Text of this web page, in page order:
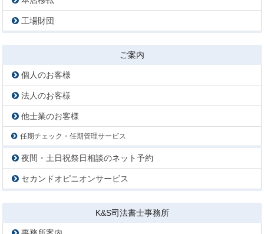
工場財団
ご案内
個人のお客様
法人のお客様
他士業のお客様
任期チェック・任期管理サービス
夜間・土日祝祭日相談のネット予約
セカンドオピニオンサービス
K&S司法書士事務所